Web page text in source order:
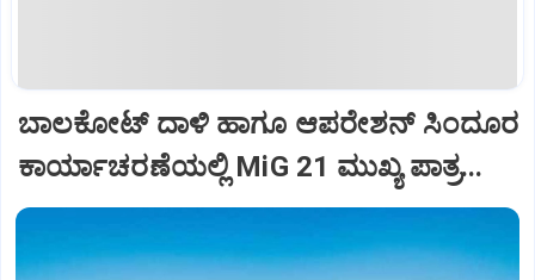
ಬಾಲಕೋಟ್‌ ದಾಳಿ ಹಾಗೂ ಆಪರೇಶನ್‌ ಸಿಂದೂರ
ಕಾರ್ಯಾಚರಣೆಯಲ್ಲಿ MiG 21 ಮುಖ್ಯ ಪಾತ್ರ...